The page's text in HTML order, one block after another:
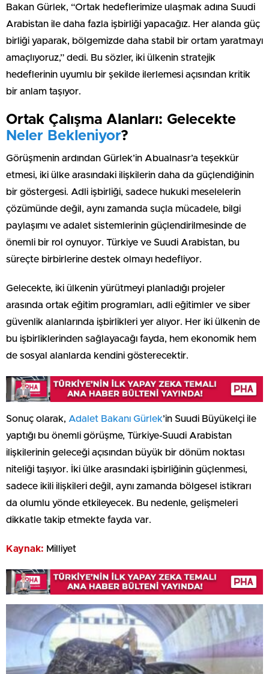
Bakan Gürlek, “Ortak hedeflerimize ulaşmak adına Suudi
Arabistan ile daha fazla işbirliği yapacağız. Her alanda güç
birliği yaparak, bölgemizde daha stabil bir ortam yaratmayı
amaçlıyoruz,” dedi. Bu sözler, iki ülkenin stratejik
hedeflerinin uyumlu bir şekilde ilerlemesi açısından kritik
bir anlam taşıyor.
Ortak Çalışma Alanları: Gelecekte
Neler Bekleniyor?
Görüşmenin ardından Gürlek’in Abualnasr’a teşekkür
etmesi, iki ülke arasındaki ilişkilerin daha da güçlendiğinin
bir göstergesi. Adli işbirliği, sadece hukuki meselelerin
çözümünde değil, aynı zamanda suçla mücadele, bilgi
paylaşımı ve adalet sistemlerinin güçlendirilmesinde de
önemli bir rol oynuyor. Türkiye ve Suudi Arabistan, bu
süreçte birbirlerine destek olmayı hedefliyor.
Gelecekte, iki ülkenin yürütmeyi planladığı projeler
arasında ortak eğitim programları, adli eğitimler ve siber
güvenlik alanlarında işbirlikleri yer alıyor. Her iki ülkenin de
bu işbirliklerinden sağlayacağı fayda, hem ekonomik hem
de sosyal alanlarda kendini gösterecektir.
Sonuç olarak, Adalet Bakanı Gürlek’in Suudi Büyükelçi ile
yaptığı bu önemli görüşme, Türkiye-Suudi Arabistan
ilişkilerinin geleceği açısından büyük bir dönüm noktası
niteliği taşıyor. İki ülke arasındaki işbirliğinin güçlenmesi,
sadece ikili ilişkileri değil, aynı zamanda bölgesel istikrarı
da olumlu yönde etkileyecek. Bu nedenle, gelişmeleri
dikkatle takip etmekte fayda var.
Kaynak: Milliyet